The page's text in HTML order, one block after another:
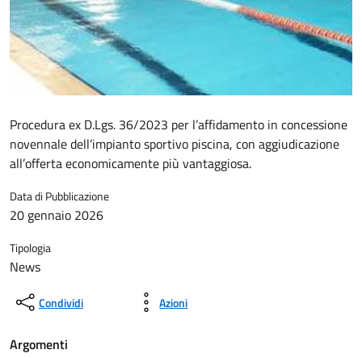
Procedura ex D.Lgs. 36/2023 per l’affidamento in concessione
novennale dell’impianto sportivo piscina, con aggiudicazione
all’offerta economicamente più vantaggiosa.
Data di Pubblicazione
20 gennaio 2026
Tipologia
News
Condividi Azioni
Argomenti